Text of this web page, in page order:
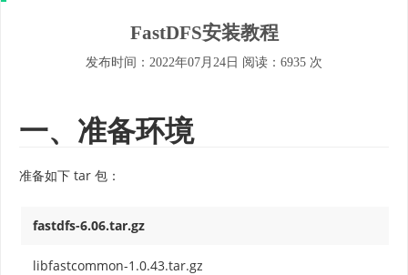
FastDFS安装教程
发布时间：2022年07月24日 阅读：6935 次
一、准备环境
准备如下 tar 包：
fastdfs-6.06.tar.gz
libfastcommon-1.0.43.tar.gz